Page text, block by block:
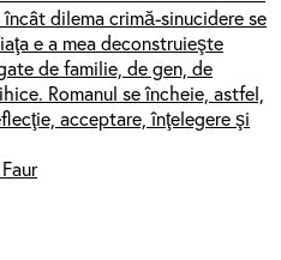
dilema crimă-sinucidere se
e a mea deconstruieşte
de familie, de gen, de
Romanul se încheie, astfel,
acceptare, înţelegere şi